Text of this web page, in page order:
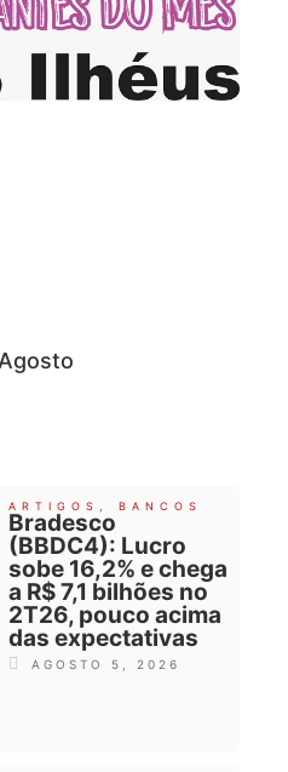
ARTIGOS BANCOS
Bradesco
(BBDC4): Lucro
sobe 16,2% e chega
a R$ 7,1 bilhões no
2T26, pouco acima
das expectativas
AGOSTO 5, 2026